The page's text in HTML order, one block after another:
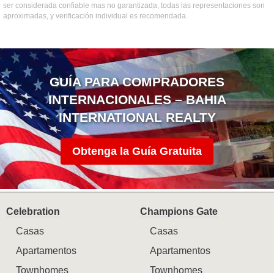
ser considerada confiable mas no garantizada, todas las representaciones son
aproximadas, y verificación individual es recomendada.
GUÍA PARA COMPRADORES
INTERNACIONALES – BAHIA
INTERNATIONAL REALTY
Obtenga la Guía Gratuita
Celebration
Casas
Apartamentos
Townhomes
Champions Gate
Casas
Apartamentos
Townhomes